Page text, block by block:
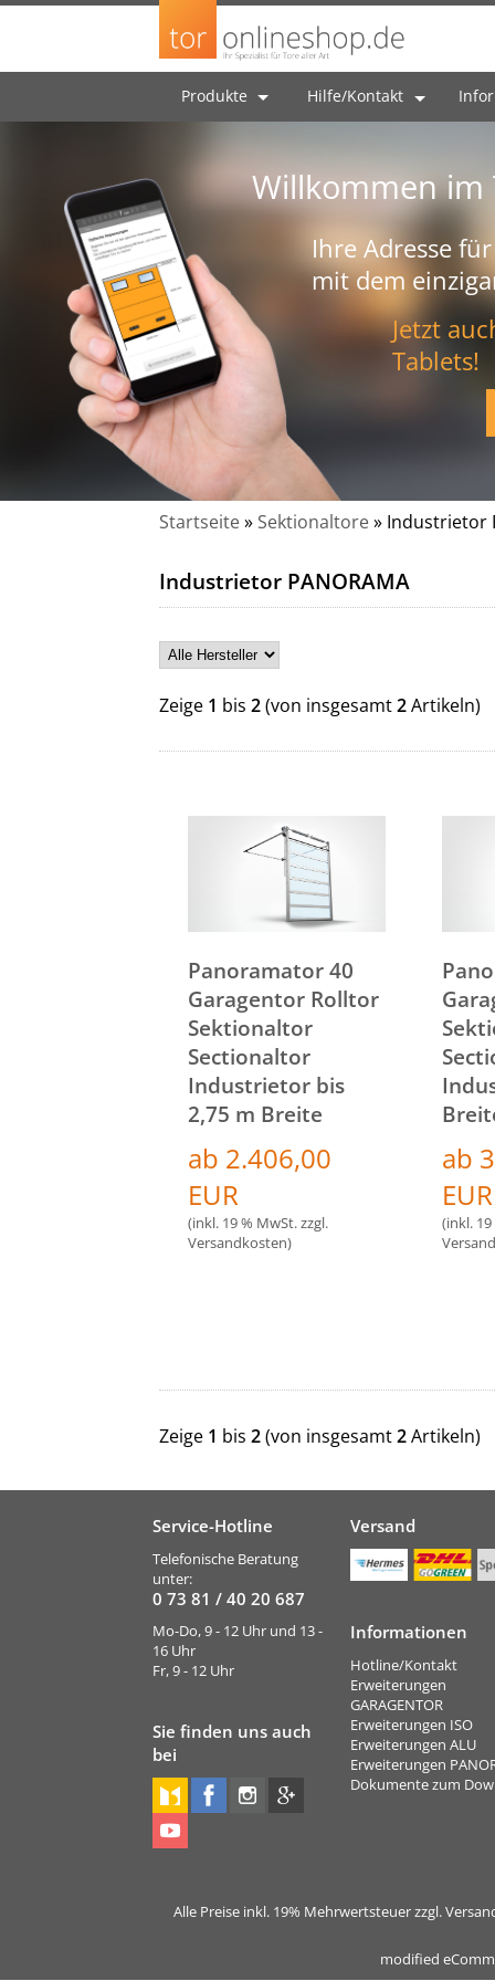
Produkte Hilfe/Kontakt
Willkommen
Ihre Adresse
mit dem
Jetzt
Tablets!
Startseite» Sektionaltore» Industrietor
Industrietor PANORAMA
Zeige 1 bis 2(von insgesamt2Artikeln)
Panoramator 40
Garagentor Rolltor
Sektionaltor
Sectionaltor
Industrietor bis
2,75 m Breite
ab 2.406,00
EUR
(inkl. 19 % MwSt. zzgl.
Versandkosten)
ab
EUR
(inkl.
Zeige 1 bis 2(von insgesamt2Artikeln)
Service-Hotline
Telefonische Beratung
unter:
0 73 81 / 40 20 687
Mo-Do, 9 - 12 Uhr und 13 -
16 Uhr
Fr, 9 - 12 Uhr
Sie finden uns auch
bei
Versand
Informationen
Hotline/Kontakt
Erweiterungen
GARAGENTOR
Erweiterungen ISO
Erweiterungen ALU
Erweiterungen
Dokumente zum
Alle Preise inkl. 19% Mehrwertsteuer zzgl.
modified